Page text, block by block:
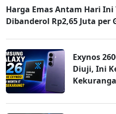
Harga Emas Antam Hari Ini
Dibanderol Rp2,65 Juta per
Exynos
Diuji, Ini